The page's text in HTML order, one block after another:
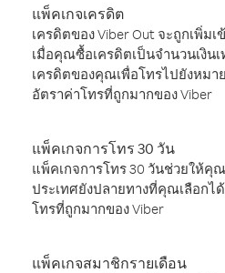
แพ็คเกจเครดิต
เครดิตของ Viber Out จะถูกเพิ่ม
เมื่อคุณซื้อเครดิตเป็นจำนวนเงิน
เครดิตของคุณเพื่อโทรไปยังหมา
อัตราค่าโทรที่ถูกมากของ Viber
แพ็คเกจการโทร 30 วัน
แพ็คเกจการโทร 30 วันช่วยให้คุ
ประเทศยังปลายทางที่คุณเลือกไ
โทรที่ถูกมากของ Viber
แพ็คเกจสมาชิกรายเดือน